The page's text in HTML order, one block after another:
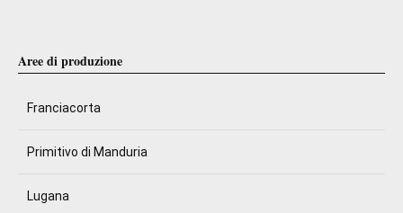
Aree di produzione
Franciacorta
Primitivo di Manduria
Lugana